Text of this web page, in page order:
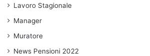
Lavoro Stagionale
Manager
Muratore
News Pensioni 2022